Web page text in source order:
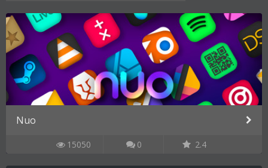
Nuo
15050 0 2.4